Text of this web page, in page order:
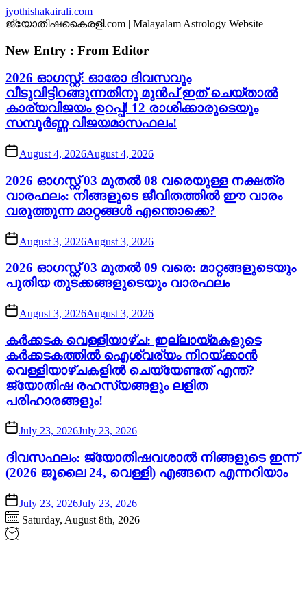
Skip
to
content
jyothishakairali.com
ജ്യോതിഷകൈരളി.com | Malayalam Astrology Website
New Entry : From Editor
2026 ഓഗസ്റ്റ്: ഓരോ ദിവസവും
വീടുവിട്ടിറങ്ങുന്നതിനു മുൻപ് ഇത് ചെയ്താൽ
കാര്യവിജയം ഉറപ്പ്! 12 രാശിക്കാരുടെയും
സമ്പൂർണ്ണ വിജയമാസഫലം!
August 4, 2026August 4, 2026
2026 ഓഗസ്റ്റ് 03 മുതൽ 08 വരെയുള്ള നക്ഷത്ര
വാരഫലം: നിങ്ങളുടെ ജീവിതത്തിൽ ഈ വാരം
വരുത്തുന്ന മാറ്റങ്ങൾ എന്തൊക്കെ?
August 3, 2026August 3, 2026
2026 ഓഗസ്റ്റ് 03 മുതൽ 09 വരെ: മാറ്റങ്ങളുടെയും
പുതിയ തുടക്കങ്ങളുടെയും വാരഫലം
August 3, 2026August 3, 2026
കർക്കടക വെള്ളിയാഴ്ച: ഇല്ലായ്മകളുടെ
കർക്കടകത്തിൽ ഐശ്വര്യം നിറയ്ക്കാൻ
വെള്ളിയാഴ്ചകളിൽ ചെയ്യേണ്ടത് എന്ത്?
ജ്യോതിഷ രഹസ്യങ്ങളും ലളിത
പരിഹാരങ്ങളും!
July 23, 2026July 23, 2026
ദിവസഫലം: ജ്യോതിഷവശാൽ നിങ്ങളുടെ ഇന്ന്‌
(2026 ജൂലൈ 24, വെള്ളി) എങ്ങനെ എന്നറിയാം
July 23, 2026July 23, 2026
Saturday, August 8th, 2026